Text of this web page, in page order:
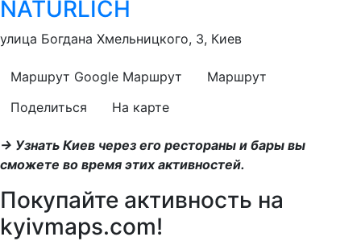
NATURLICH
улица Богдана Хмельницкого, 3, Киев
Маршрут Google Маршрут
Маршрут
Поделиться
На карте
→ Узнать Киев через его рестораны и бары вы
сможете во время этих активностей.
Покупайте активность на
kyivmaps.com!